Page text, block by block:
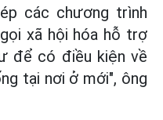
các chương trình
xã hội hóa hỗ trợ
để có điều kiện về
tại nơi ở mới", ông